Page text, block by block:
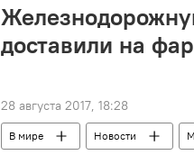
доставили на
28 августа 2017, 18:28
В мире Новости